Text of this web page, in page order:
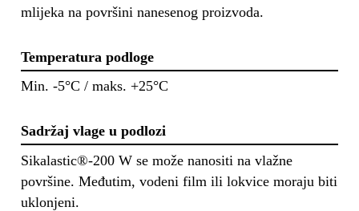
mlijeka na površini nanesenog proizvoda.
Temperatura podloge
Min. -5°C / maks. +25°C
Sadržaj vlage u podlozi
Sikalastic®-200 W se može nanositi na vlažne
površine. Međutim, vodeni film ili lokvice moraju biti
uklonjeni.